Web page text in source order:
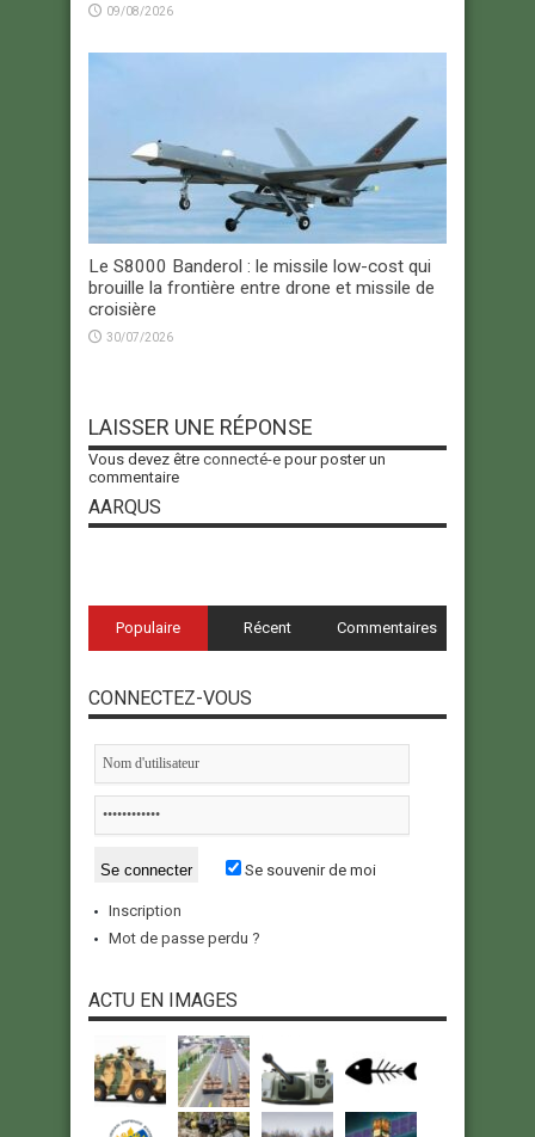
09/08/2026
Le S8000 Banderol : le missile low-cost qui
brouille la frontière entre drone et missile de
croisière
30/07/2026
LAISSER UNE RÉPONSE
Vous devez être connecté-e pour poster un
commentaire
AARQUS
Populaire Récent Commentaires
CONNECTEZ-VOUS
Se souvenir de moi
Inscription
Mot de passe perdu ?
ACTU EN IMAGES